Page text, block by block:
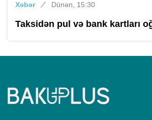
Xəbər Dünən, 15:30
Taksidən pul və bank kartları